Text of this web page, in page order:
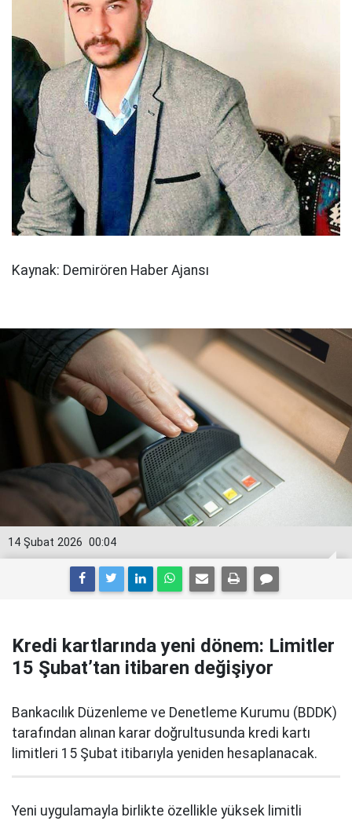
Kaynak: Demirören Haber Ajansı
00:04
14 Şubat 2026
Kredi kartlarında yeni dönem: Limitler
15 Şubat’tan itibaren değişiyor
Bankacılık Düzenleme ve Denetleme Kurumu (BDDK)
tarafından alınan karar doğrultusunda kredi kartı
limitleri 15 Şubat itibarıyla yeniden hesaplanacak.
Yeni uygulamayla birlikte özellikle yüksek limitli